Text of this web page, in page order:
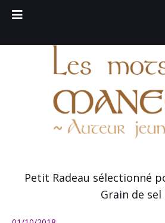
Petit Radeau sélectionné
Grain de sel